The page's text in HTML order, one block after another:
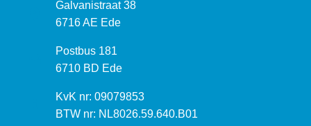
B
e
o
e
k
a
Galvanistraat 38
6716 AE Ede
P
o
t
a
Postbus 181
6710 BD Ede
I
n
KvK nr: 09079853
BTW nr: NL8026.59.640.B01